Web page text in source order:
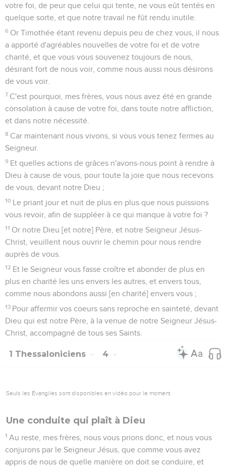
votre foi, de peur que celui qui tente, ne vous eût tentés en
quelque sorte, et que notre travail ne fût rendu inutile.
6 Or Timothée étant revenu depuis peu de chez vous, il nous
a apporté d'agréables nouvelles de votre foi et de votre
charité, et que vous vous souvenez toujours de nous,
désirant fort de nous voir, comme nous aussi nous désirons
de vous voir.
7 C'est pourquoi, mes frères, vous nous avez été en grande
consolation à cause de votre foi, dans toute notre affliction,
et dans notre nécessité.
8 Car maintenant nous vivons, si vous vous tenez fermes au
Seigneur.
9 Et quelles actions de grâces n'avons-nous point à rendre à
Dieu à cause de vous, pour toute la joie que nous recevons
de vous, devant notre Dieu ;
10 Le priant jour et nuit de plus en plus que nous puissions
vous revoir, afin de suppléer à ce qui manque à votre foi ?
11 Or notre Dieu [et notre] Père, et notre Seigneur Jésus-
Christ, veuillent nous ouvrir le chemin pour nous rendre
auprès de vous.
12 Et le Seigneur vous fasse croître et abonder de plus en
plus en charité les uns envers les autres, et envers tous,
comme nous abondons aussi [en charité] envers vous ;
13 Pour affermir vos coeurs sans reproche en sainteté, devant
Dieu qui est notre Père, à la venue de notre Seigneur Jésus-
Christ, accompagné de tous ses Saints.
1 Thessaloniciens 4
Seuls les Évangiles sont disponibles en vidéo pour le moment.
Une conduite qui plaît à Dieu
1 Au reste, mes frères, nous vous prions donc, et nous vous
conjurons par le Seigneur Jésus, que comme vous avez
appris de nous de quelle manière on doit se conduire, et